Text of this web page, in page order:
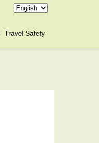
Travel Safety